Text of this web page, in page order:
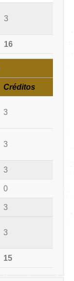
3
16
Créditos
3
3
3
0
3
3
15